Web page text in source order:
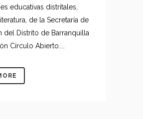
educativas distritales,
de la Secretaría de
del Distrito de Barranquilla
Círculo Abierto....